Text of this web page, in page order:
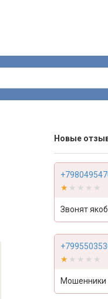
Новые
★★★★★
★★★★★
Звонят
★★★★★
★★★★★
Мошенники